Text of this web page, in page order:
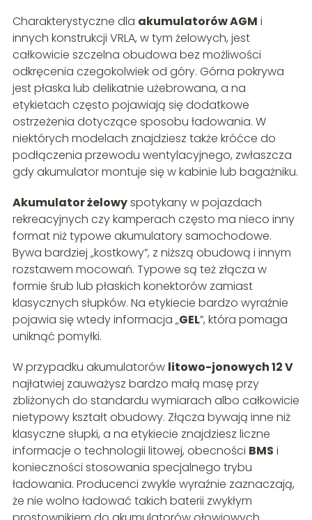
Charakterystyczne dla akumulatorów AGM i
innych konstrukcji VRLA, w tym żelowych, jest
całkowicie szczelna obudowa bez możliwości
odkręcenia czegokolwiek od góry. Górna pokrywa
jest płaska lub delikatnie użebrowana, a na
etykietach często pojawiają się dodatkowe
ostrzeżenia dotyczące sposobu ładowania. W
niektórych modelach znajdziesz także króćce do
podłączenia przewodu wentylacyjnego, zwłaszcza
gdy akumulator montuje się w kabinie lub bagażniku.
Akumulator żelowyspotykany w pojazdach
rekreacyjnych czy kamperach często ma nieco inny
format niż typowe akumulatory samochodowe.
Bywa bardziej „kostkowy”, z niższą obudową i innym
rozstawem mocowań. Typowe są też złącza w
formie śrub lub płaskich konektorów zamiast
klasycznych słupków. Na etykiecie bardzo wyraźnie
pojawia się wtedy informacja „GEL”, która pomaga
uniknąć pomyłki.
W przypadku akumulatorów litowo-jonowych 12 V
najłatwiej zauważysz bardzo małą masę przy
zbliżonych do standardu wymiarach albo całkowicie
nietypowy kształt obudowy. Złącza bywają inne niż
klasyczne słupki, a na etykiecie znajdziesz liczne
informacje o technologii litowej, obecności BMS i
konieczności stosowania specjalnego trybu
ładowania. Producenci zwykle wyraźnie zaznaczają,
że nie wolno ładować takich baterii zwykłym